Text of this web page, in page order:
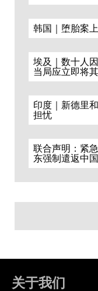
韩国｜堕胎案
埃及｜数十人
当局应立即将
印度｜新德里
担忧
联合声明：紧
东强制遣返中国
关于我们